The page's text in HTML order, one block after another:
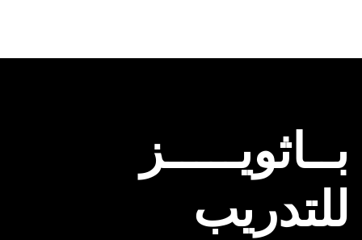
بــاثويـــــز
للتدريب